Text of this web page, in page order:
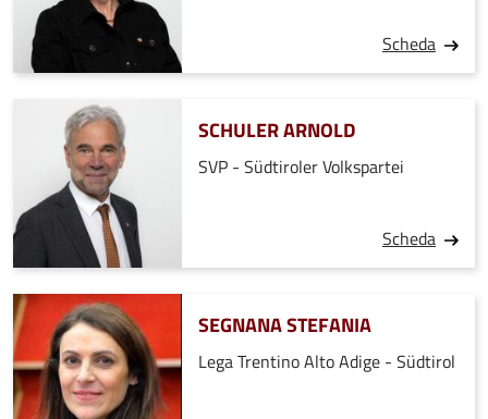
Scheda
SCHULER ARNOLD
SVP - Südtiroler Volkspartei
Scheda
SEGNANA STEFANIA
Lega Trentino Alto Adige - Südtirol